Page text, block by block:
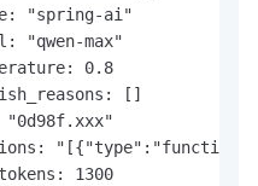
"spring-ai"
"qwen-max"
0.8
[]
"0d98f.xxx"
1300